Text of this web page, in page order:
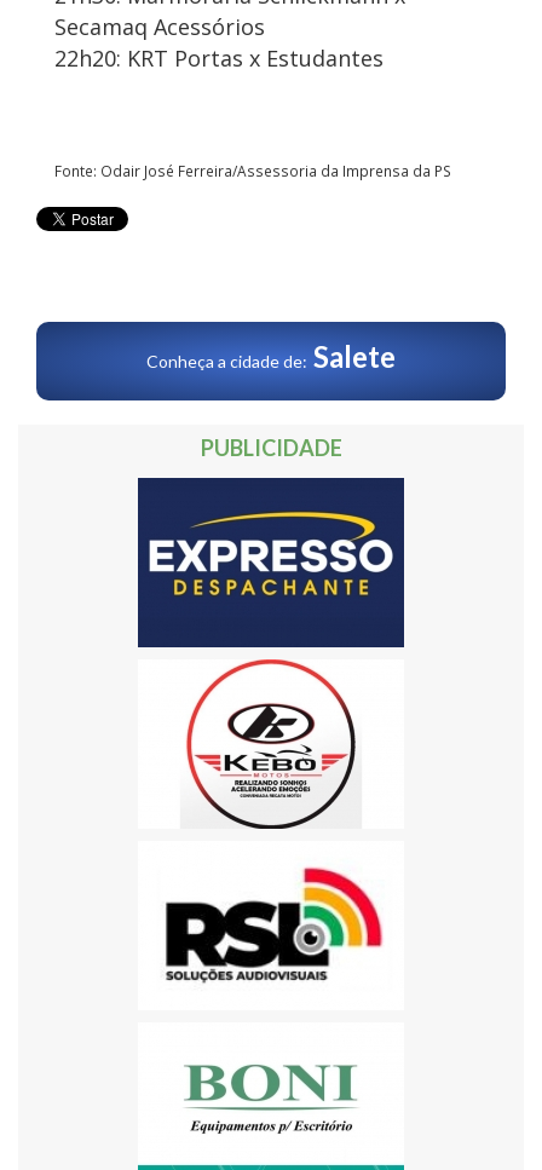
Secamaq Acessórios
22h20: KRT Portas x Estudantes
Fonte: Odair José Ferreira/Assessoria da Imprensa da PS
Conheça a cidade de: Salete
PUBLICIDADE